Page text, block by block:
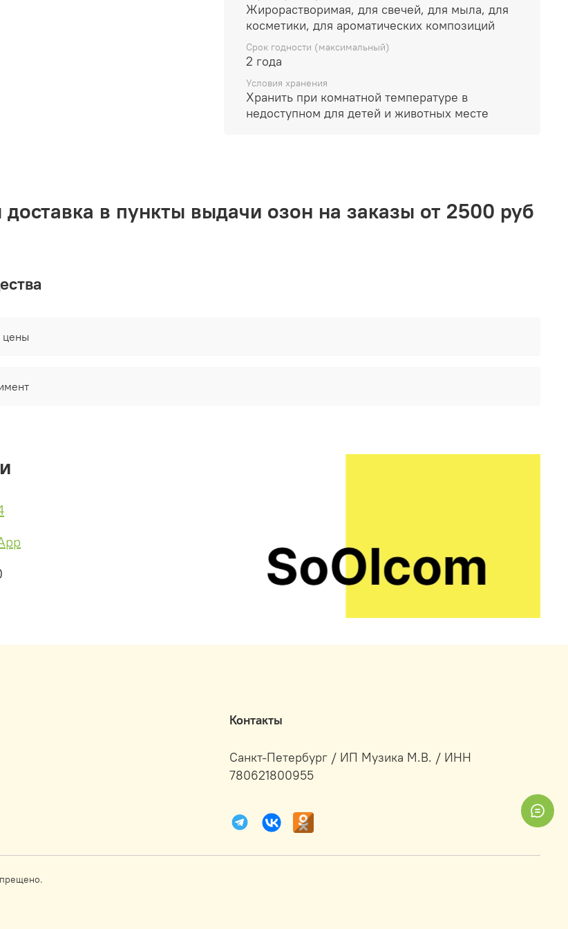
Очищающие продукты до 5%
Жирорастворимая, для свечей, для мыла, для
косметики, для ароматических композиций
Срок годности (максимальный)
2 года
Условия хранения
Хранить при комнатной температуре в
недоступном для детей и животных месте
доставка в пункты выдачи озон на заказы от 2500 руб
цены
Контакты
Санкт-Петербург / ИП Музика М.В. / ИНН
780621800955